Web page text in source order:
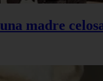
madre